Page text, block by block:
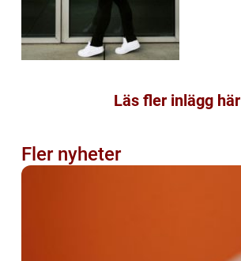
Läs fler inlägg här
Fler nyheter